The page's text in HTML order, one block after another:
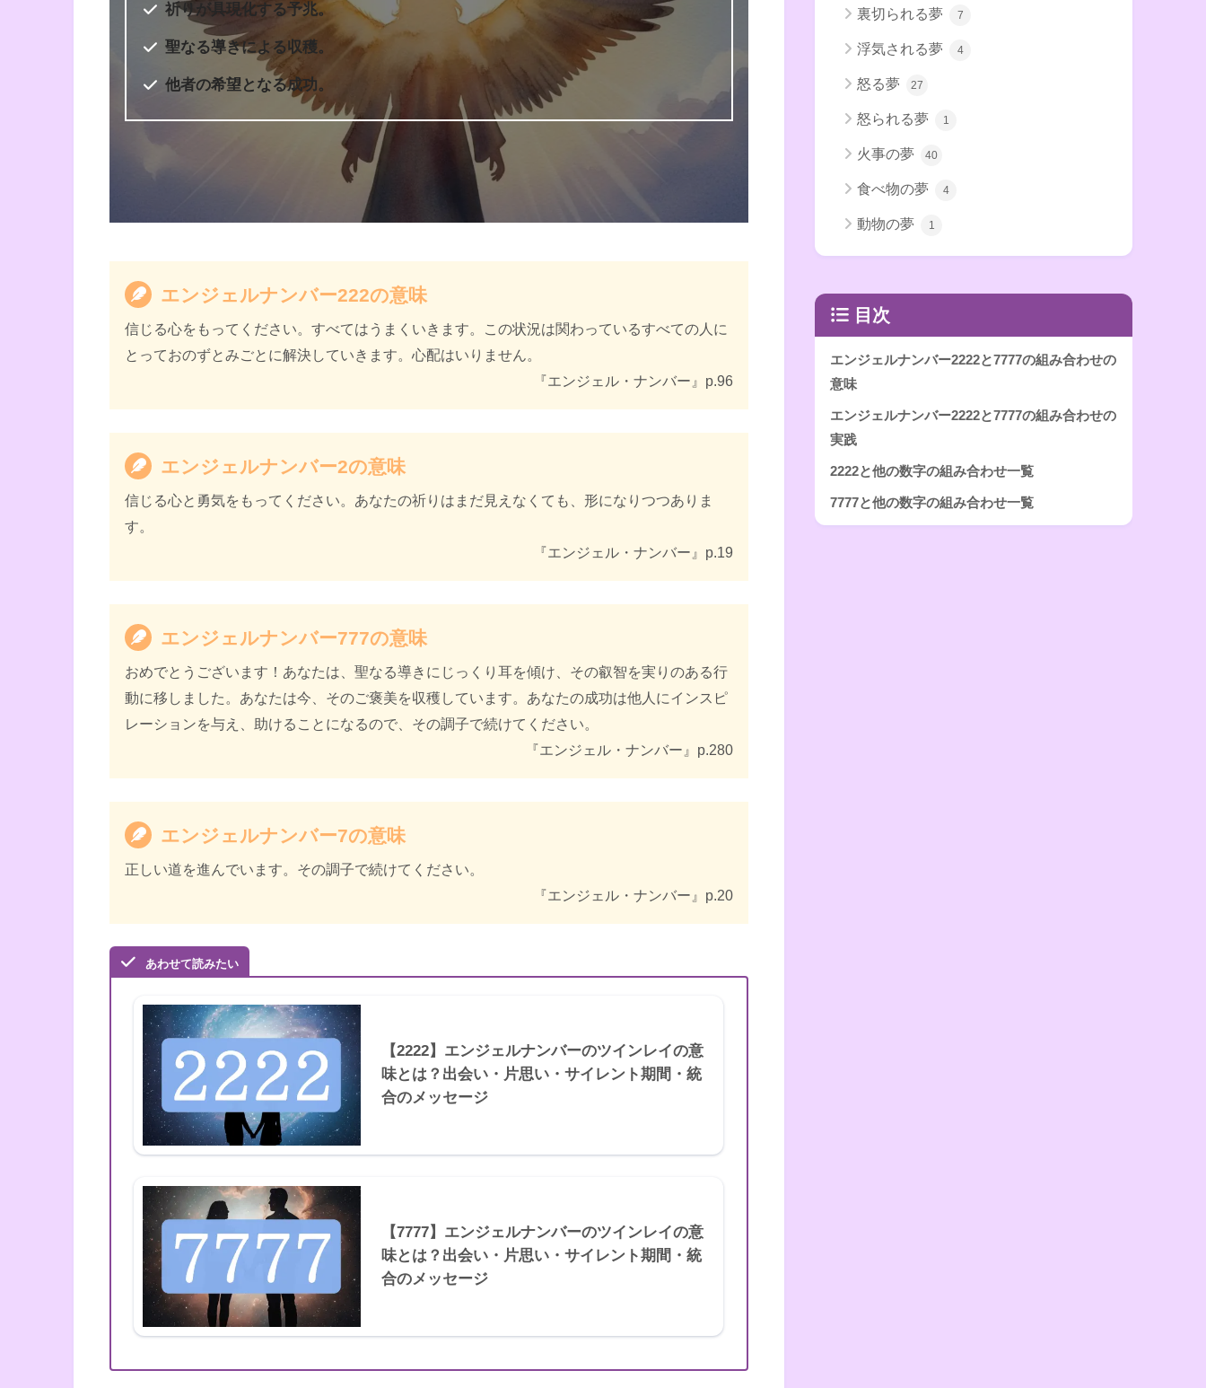
天使のサイン エンジェル・ナンバー 数字に秘められた幸運のメッセー
著者 カイル・グレイ
訳者 島津公美
出版社 ダイヤモンド社
祈りが具現化する予兆。
聖なる導きによる収穫。
他者の希望となる成功。
エンジェルナンバー222の意味
信じる心をもってください。すべてはうまくいきます。この状況は関わっているすべての人に
とっておのずとみごとに解決していきます。心配はいりません。
『エンジェル・ナンバー』p.96
エンジェルナンバー2の意味
信じる心と勇気をもってください。あなたの祈りはまだ見えなくても、形になりつつありま
す。
『エンジェル・ナンバー』p.19
エンジェルナンバー777の意味
おめでとうございます！あなたは、聖なる導きにじっくり耳を傾け、その叡智を実りのある行
動に移しました。あなたは今、そのご褒美を収穫しています。あなたの成功は他人にインスピ
レーションを与え、助けることになるので、その調子で続けてください。
『エンジェル・ナンバー』p.280
エンジェルナンバー7の意味
正しい道を進んでいます。その調子で続けてください。
『エンジェル・ナンバー』p.20
あわせて読みたい
【2222】エンジェルナンバーのツインレイの意
味とは？出会い・片思い・サイレント期間・統
合のメッセージ
【7777】エンジェルナンバーのツインレイの意
味とは？出会い・片思い・サイレント期間・統
合のメッセージ
裏切られる夢 7
浮気される夢 4
怒る夢 27
怒られる夢 1
火事の夢 40
食べ物の夢 4
動物の夢 1
目次
エンジェルナンバー2222と7777の組み合わせの
意味
エンジェルナンバー2222と7777の組み合わせの
実践
2222と他の数字の組み合わせ一覧
7777と他の数字の組み合わせ一覧